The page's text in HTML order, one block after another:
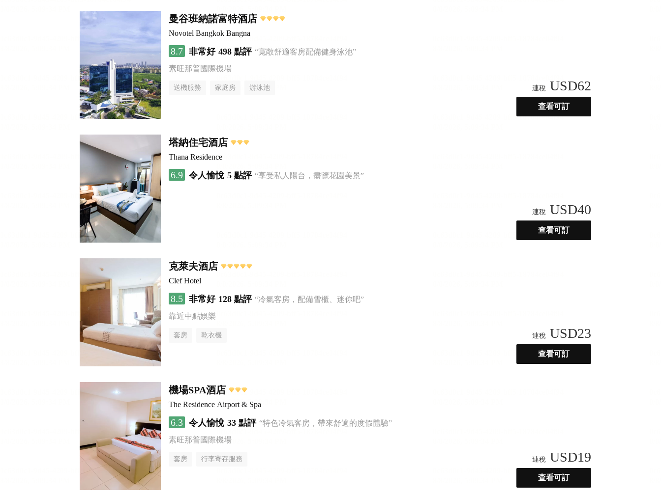
曼谷班納諾富特酒店
Novotel Bangkok Bangna
8.7 非常好 498 點評 “寬敞舒適客房配備健身泳池”
素旺那普國際機場
送機服務 家庭房 游泳池 連稅 USD62
查看可訂
塔納住宅酒店
Thana Residence
6.9 令人愉悅 5 點評 “享受私人陽台，盡覽花園美景”
連稅 USD40
查看可訂
克萊夫酒店
Clef Hotel
8.5 非常好 128 點評 “冷氣客房，配備雪櫃、迷你吧”
靠近中點娛樂
套房 乾衣機 連稅 USD23
查看可訂
機場SPA酒店
The Residence Airport & Spa
6.3 令人愉悅 33 點評 “特色冷氣客房，帶來舒適的度假體驗”
素旺那普國際機場
套房 行李寄存服務 連稅 USD19
查看可訂